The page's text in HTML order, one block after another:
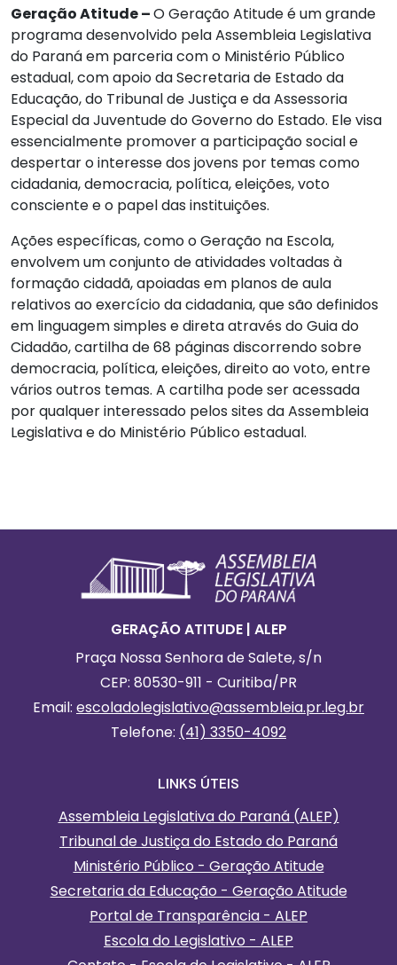
Geração Atitude –O Geração Atitude é um grande
programa desenvolvido pela Assembleia Legislativa
do Paraná em parceria com o Ministério Público
estadual, com apoio da Secretaria de Estado da
Educação, do Tribunal de Justiça e da Assessoria
Especial da Juventude do Governo do Estado. Ele visa
essencialmente promover a participação social e
despertar o interesse dos jovens por temas como
cidadania, democracia, política, eleições, voto
consciente e o papel das instituições.
Ações específicas, como o Geração na Escola,
envolvem um conjunto de atividades voltadas à
formação cidadã, apoiadas em planos de aula
relativos ao exercício da cidadania, que são definidos
em linguagem simples e direta através do Guia do
Cidadão, cartilha de 68 páginas discorrendo sobre
democracia, política, eleições, direito ao voto, entre
vários outros temas. A cartilha pode ser acessada
por qualquer interessado pelos sites da Assembleia
Legislativa e do Ministério Público estadual.
Informações Gerais
GERAÇÃO ATITUDE | ALEP
Praça Nossa Senhora de Salete, s/n
CEP: 80530-911 - Curitiba/PR
Email: escoladolegislativo@assembleia.pr.leg.br
Telefone: (41) 3350-4092
LINKS ÚTEIS
Assembleia Legislativa do Paraná (ALEP)
Tribunal de Justiça do Estado do Paraná
Ministério Público - Geração Atitude
Secretaria da Educação - Geração Atitude
Portal de Transparência - ALEP
Escola do Legislativo - ALEP